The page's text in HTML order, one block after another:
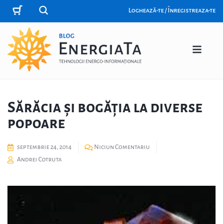
Loghează-te / Înregistreaza-te
Sărăcia și bogăția la diverse
popoare
septembrie 24, 2014
Niciun Comentariu
Andrei Cotruta